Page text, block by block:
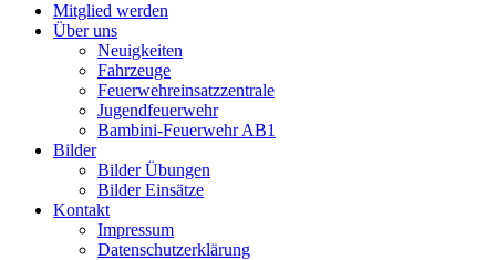
Mitglied werden
Über uns
Neuigkeiten
Fahrzeuge
Feuerwehreinsatzzentrale
Jugendfeuerwehr
Bambini-Feuerwehr AB1
Bilder
Bilder Übungen
Bilder Einsätze
Kontakt
Impressum
Datenschutzerklärung